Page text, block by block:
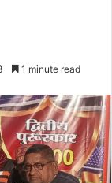
1 minute read